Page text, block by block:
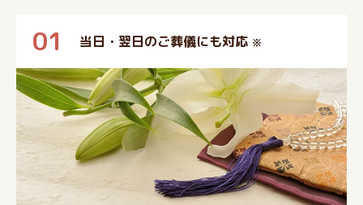
01 当日・翌日のご葬儀にも対応 ※